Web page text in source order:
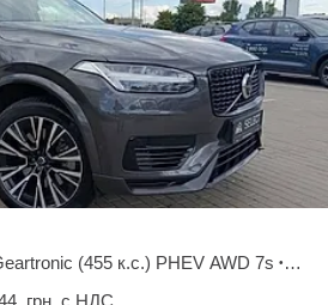
(455 к.с.) PHEV AWD 7s •
грн с НДС